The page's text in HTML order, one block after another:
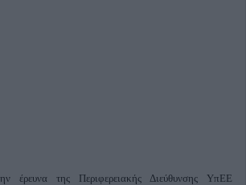
έρευνα της Περιφερειακής Διεύθυνσης ΥπΕΕ